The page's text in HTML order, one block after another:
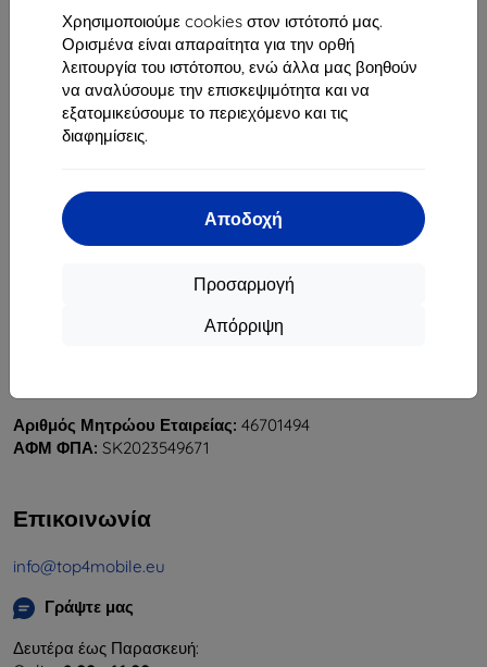
Χρησιμοποιούμε cookies στον ιστότοπό μας.
Ορισμένα είναι απαραίτητα για την ορθή
λειτουργία του ιστότοπου, ενώ άλλα μας βοηθούν
να αναλύσουμε την επισκεψιμότητα και να
εξατομικεύσουμε το περιεχόμενο και τις
διαφημίσεις.
Αποδοχή
Προσαρμογή
Απόρριψη
του συνόλου5.
Αριθμός Μητρώου Εταιρείας: 46701494
ΑΦΜ ΦΠΑ: SK2023549671
Επικοινωνία
info@top4mobile.eu
Γράψτε μας
Δευτέρα έως Παρασκευή: